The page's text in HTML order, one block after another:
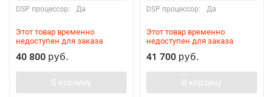
DSP процессор: Да
Этот товар временно
недоступен для заказа
40 800 руб.
В корзину
DSP процессор: Да
Этот товар временно
недоступен для заказа
41 700 руб.
В корзину